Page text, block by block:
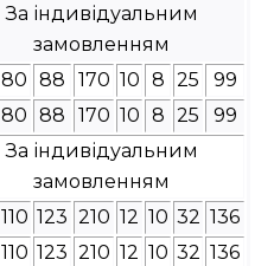
За індивідуальним
замовленням
80 88 170 10 8 25
99
80 88 170 10 8 25 99
За індивідуальним
замовленням
110 123 210 12 10 32 136
110 123 210 12 10 32 136